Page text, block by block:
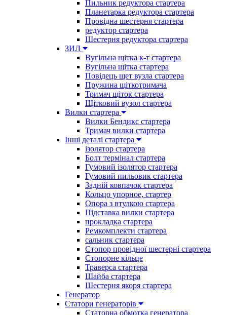
Пильник редуктора стартера
Планетарка редуктора стартера
Провідна шестерня стартера
редуктор стартера
Шестерня редуктора стартера
ЗИЛ
Вугільна щітка к-т стартера
Вугільна щітка стартера
Повідець щет вузла стартера
Пружина щіткотримача
Тримач щіток стартера
Щітковий вузол стартера
Вилки стартера
Вилки Бендикс стартера
Тримач вилки стартера
Інші деталі стартера
ізолятор стартера
Болт термінал стартера
Гумовий ізолятор стартера
Гумовий пильовик стартера
Задній ковпачок стартера
Кольцо упорное, стартер
Опора з втулкою стартера
Підставка вилки стартера
прокладка стартера
Ремкомплекти стартера
сальник стартера
Стопор провідної шестерні стартера
Стопорне кільце
Траверса стартера
Шайба стартера
Шестерня якоря стартера
Генератор
Cтатори генераторів
Статорна обмотка генератора